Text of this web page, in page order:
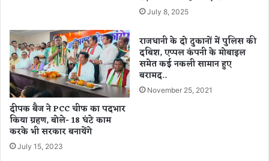
July 8, 2025
दीपक बैज ने PCC चीफ का पदभार
किया ग्रहण, बोले- 18 घंटे काम
करके भी सरकार बनायेंगे
July 15, 2023
राजधानी के दो दुकानों में पुलिस की
दबिश, एप्पल कंपनी के मोबाइल
समेत कई नकली सामान हुए
बरामद..
November 25, 2021